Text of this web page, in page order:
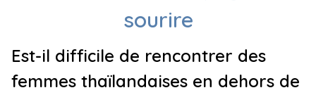
sourire
Est-il difficile de rencontrer des
femmes thaïlandaises en dehors de